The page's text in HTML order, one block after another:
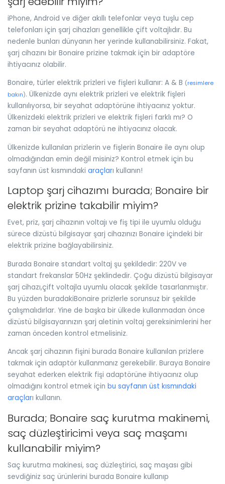
iPhone, Android ve diğer akıllı telefonlar veya tuşlu cep
telefonları için şarj cihazları genellikle çift voltajlıdır. Bu
nedenle bunları dünyanın her yerinde kullanabilirsiniz. Fakat,
şarj cihazını bir Bonaire prizine takmak için bir adaptöre
ihtiyacınız olabilir.
Bonaire, türler elektrik prizleri ve fişleri kullanır: A & B (resimlere
bakın). Ülkenizde aynı elektrik prizleri ve elektrik fişleri
kullanılıyorsa, bir seyahat adaptörüne ihtiyacınız yoktur.
Ülkenizdeki elektrik prizleri ve elektrik fişleri farklı mı? O
zaman bir seyahat adaptörü ne ihtiyacınız olacak.
Ülkenizde kullanılan prizlerin ve fişlerin Bonaire ile aynı olup
olmadığından emin değil misiniz? Kontrol etmek için bu
sayfanın üst kısmındaki araçları kullanın!
Laptop şarj cihazımı burada; Bonaire bir
elektrik prizine takabilir miyim?
Evet, priz, şarj cihazının voltajı ve fiş tipi ile uyumlu olduğu
sürece dizüstü bilgisayar şarj cihazınızı Bonaire içindeki bir
elektrik prizine bağlayabilirsiniz.
Burada Bonaire standart voltaj şu şekildedir: 220V ve
standart frekanslar 50Hz şeklindedir. Çoğu dizüstü bilgisayar
şarj cihazı,çift voltajla uyumlu olacak şekilde tasarlanmıştır.
Bu yüzden buradakiBonaire prizlerle sorunsuz bir şekilde
çalışmalıdırlar. Yine de başka bir ülkede kullanmadan önce
dizüstü bilgisayarınızın şarj aletinin voltaj gereksinimlerini her
zaman önceden kontrol etmelisiniz.
Ancak şarj cihazının fişini burada Bonaire kullanılan prizlere
takmak için adaptör kullanmanız gerekebilir. Buraya Bonaire
seyahat ederken elektrik fişi adaptörüne ihtiyacınız olup
olmadığını kontrol etmek için bu sayfanın üst kısmındaki
araçları kullanın.
Burada; Bonaire saç kurutma makinemi,
saç düzleştiricimi veya saç maşamı
kullanabilir miyim?
Saç kurutma makinesi, saç düzleştirici, saç maşası gibi
sevdiğiniz saç ürünlerini burada Bonaire kullanıp